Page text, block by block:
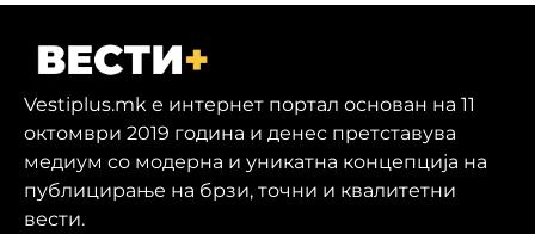
Vestiplus.mk е интернет портал основан на 11
октомври 2019 година и денес претставува
медиум со модерна и уникатна концепција на
публицирање на брзи, точни и квалитетни
вести.